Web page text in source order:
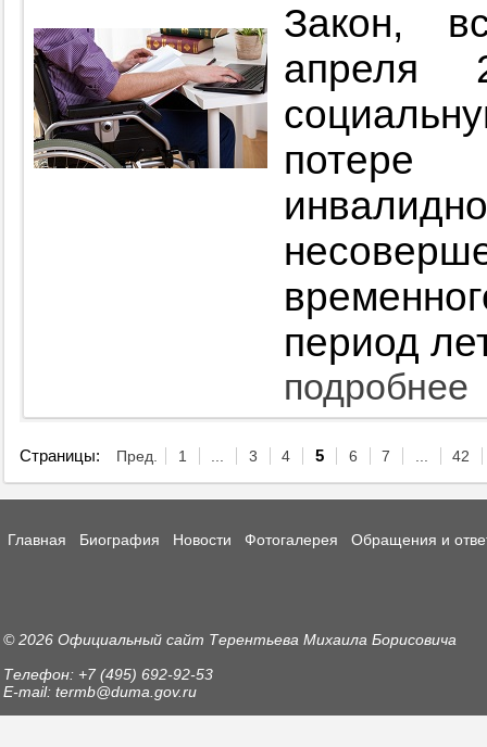
Закон,
апреля
период
подробнее
Страницы: Пред. 1 ... 3 4 5 6 7 ... 42
Главная Биография Новости Фотогалерея Обращения и
© 2026 Официальный сайт Терентьева Михаила Борисовича
Телефон: +7 (495) 692-92-53
E-mail: termb@duma.gov.ru